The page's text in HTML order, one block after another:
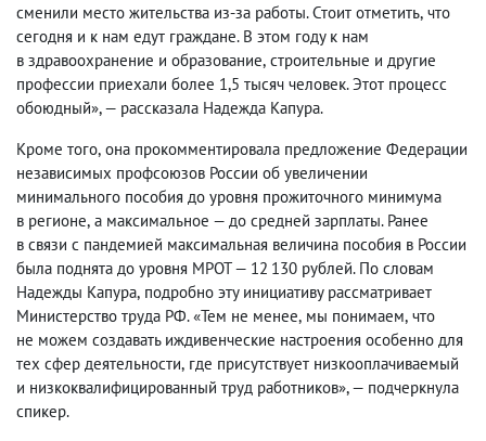
сменили место жительства из-за работы. Стоит отметить, что
сегодня и к нам едут граждане. В этом году к нам
в здравоохранение и образование, строительные и другие
профессии приехали более 1,5 тысяч человек. Этот процесс
обоюдный», — рассказала Надежда Капура.
Кроме того, она прокомментировала предложение Федерации
независимых профсоюзов России об увеличении
минимального пособия до уровня прожиточного минимума
в регионе, а максимальное — до средней зарплаты. Ранее
в связи с пандемией максимальная величина пособия в России
была поднята до уровня МРОТ — 12 130 рублей. По словам
Надежды Капура, подробно эту инициативу рассматривает
Министерство труда РФ. «Тем не менее, мы понимаем, что
не можем создавать иждивенческие настроения особенно для
тех сфер деятельности, где присутствует низкооплачиваемый
и низкоквалифицированный труд работников», — подчеркнула
спикер.